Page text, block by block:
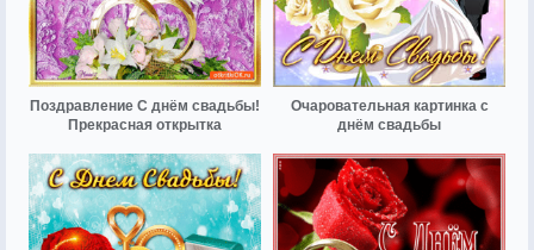
Поздравление С днём свадьбы!
Прекрасная открытка
Очаровательная картинка с
днём свадьбы